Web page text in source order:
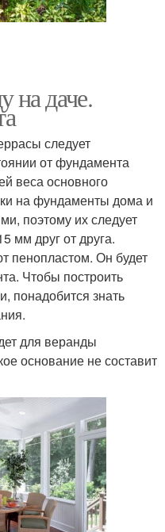
на даче.
следует
от фундамента
веса основного
на фундаменты дома и
поэтому их следует
мм друг от друга.
пенопластом. Он будет
Чтобы построить
понадобится знать
для веранды
основание не составит